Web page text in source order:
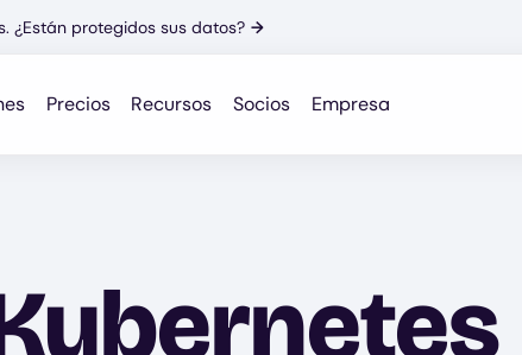
¿Están protegidos sus datos? →
Precios Recursos Socios Empresa